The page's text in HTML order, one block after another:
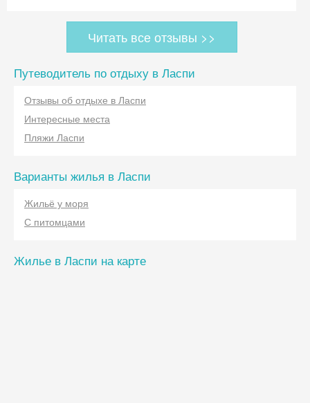
Читать все отзывы >>
Путеводитель по отдыху в Ласпи
Отзывы об отдыхе в Ласпи
Интересные места
Пляжи Ласпи
Варианты жилья в Ласпи
Жильё у моря
С питомцами
Жилье в Ласпи на карте